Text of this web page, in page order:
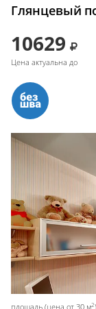
Глянцевый
10629
Цена актуальна до
площадь (цена от 30 м2)